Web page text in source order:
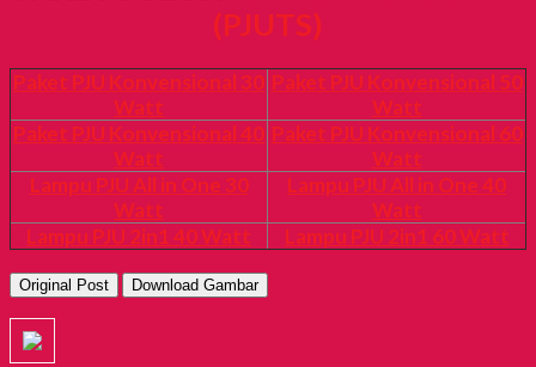
(PJUTS)
Paket PJU Konvensional 30
Watt
Paket PJU Konvensional 50
Watt
Paket PJU Konvensional 40
Watt
Paket PJU Konvensional 60
Watt
Lampu PJU All in One 30
Watt
Lampu PJU All in One 40
Watt
Lampu PJU 2in1 40 Watt
Lampu PJU 2in1 60 Watt
Original Post Download Gambar